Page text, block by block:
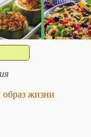
жизни